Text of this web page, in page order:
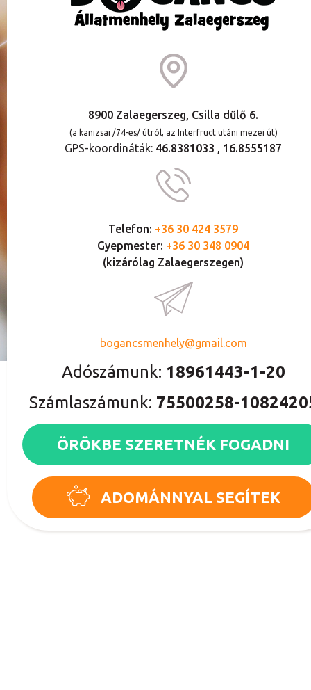
8900 Zalaegerszeg, Csilla dűlő 6.
(a kanizsai /74-es/ útról, az Interfruct utáni mezei út)
GPS-koordináták: 46.8381033 , 16.8555187
Telefon: +36 30 424 3579
Gyepmester: +36 30 348 0904
(kizárólag Zalaegerszegen)
bogancsmenhely@gmail.com
Adószámunk: 18961443-1-20
Számlaszámunk: 75500258-
ÖRÖKBE SZERETNÉK FOGADNI
ADOMÁNNYAL SEGÍTEK